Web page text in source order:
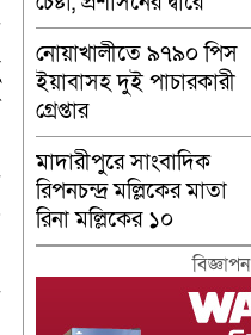
ভুক্তভোগীরা
নোয়াখালীতে ৯৭৯০ পিস
ইয়াবাসহ দুই পাচারকারী
গ্রেপ্তার
মাদারীপু‌রে সাংবাদিক
রিপনচন্দ্র মল্লিকের মাতা
রিনা মল্লি‌কের ১০
মৃত‌্যুবা‌র্ষিকী পালন
বিজ্ঞাপন